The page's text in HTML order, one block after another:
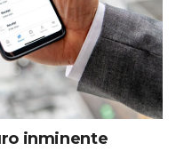
inminente